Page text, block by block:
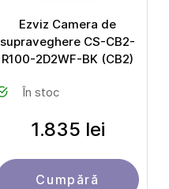
Ezviz Camera de
supraveghere CS-CB2-
R100-2D2WF-BK (CB2)
În stoc
1.835 lei
Cumpără